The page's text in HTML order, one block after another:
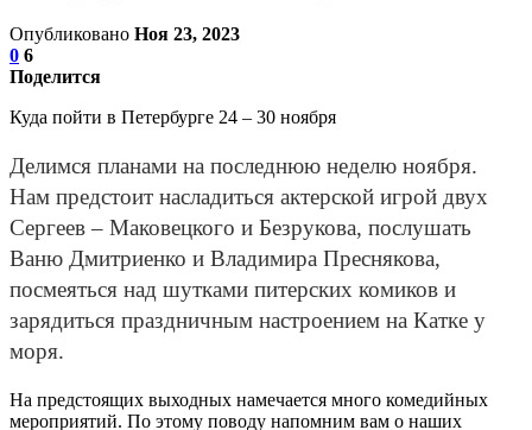
Опубликовано Ноя 23, 2023
0 6
Поделится
Куда пойти в Петербурге 24 – 30 ноября
Делимся планами на последнюю неделю ноября.
Нам предстоит насладиться актерской игрой двух
Сергеев – Маковецкого и Безрукова, послушать
Ваню Дмитриенко и Владимира Преснякова,
посмеяться над шутками питерских комиков и
зарядиться праздничным настроением на Катке у
моря.
На предстоящих выходных намечается много комедийных
мероприятий. По этому поводу напомним вам о наших